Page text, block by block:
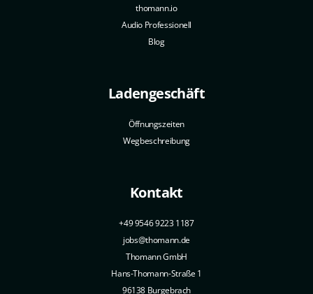
thomann.io
Audio Professionell
Blog
Ladengeschäft
Öffnungszeiten
Wegbeschreibung
Kontakt
+49 9546 9223 1187
jobs@thomann.de
Thomann GmbH
Hans-Thomann-Straße 1
96138 Burgebrach